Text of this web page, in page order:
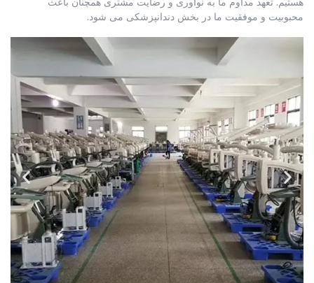
محبوبیت و موفقیت ما در بخش دندانپزشکی می شود.